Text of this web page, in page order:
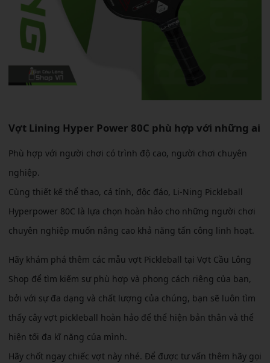
Vợt Lining Hyper Power 80C phù hợp với những ai
Phù hợp với người chơi có trình độ cao, người chơi chuyên
nghiệp.
Cùng thiết kế thể thao, cá tính, độc đáo, Li-Ning Pickleball
Hyperpower 80C là lựa chọn hoàn hảo cho những người chơi
chuyên nghiệp muốn nâng cao khả năng tấn công linh hoạt.
Hãy khám phá thêm các mẫu vợt Pickleball tại Vợt Cầu Lông
Shop để tìm kiếm sự phù hợp và phong cách riêng của bạn,
bởi với sự đa dạng và chất lượng của chúng, bạn sẽ luôn tìm
thấy cây vợt pickleball hoàn hảo để thể hiện bản thân và thể
hiện tối đa kĩ năng của mình.
Hãy chốt ngay chiếc vợt này nhé. Để được tư vấn thêm hãy gọi